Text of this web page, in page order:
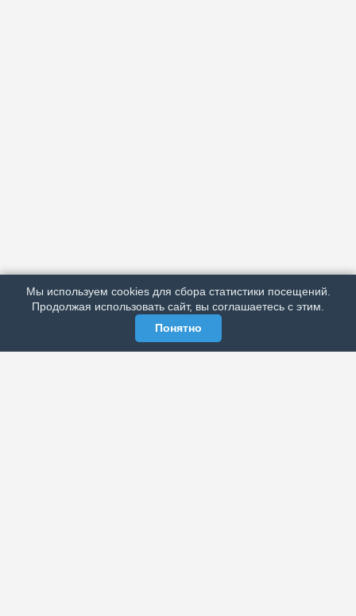
РЕКЛАМА У НАС
МЫ В СОЦСЕТЯХ
Мы используем cookies для сбора статистики посещений.
Продолжая использовать сайт, вы соглашаетесь с этим.
Понятно